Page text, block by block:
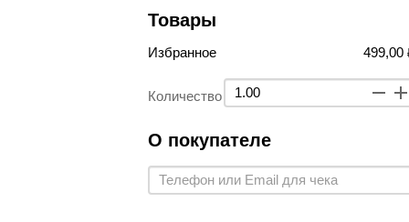
Товары
Избранное 499,00
Количество
О покупателе